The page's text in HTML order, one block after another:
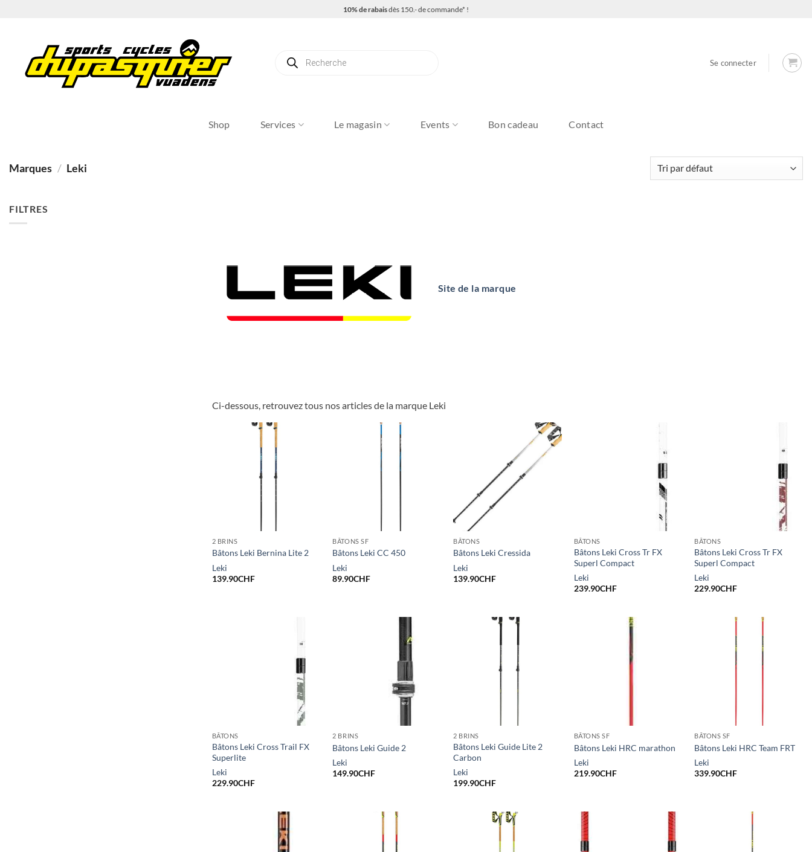
10% de rabaisdès 150.- de commande* !
produits
Se connecter
Shop Services Le magasin Events Bon cadeau Contact
Marques / Leki
FILTRES
Site de la marque
Ci-dessous, retrouvez tous nos articles de la marque Leki
2 BRINS
Bâtons Leki Bernina Lite 2
Leki
139.90CHF
BÂTONS SF
Bâtons Leki CC 450
Leki
89.90CHF
BÂTONS
Bâtons Leki Cressida
Leki
139.90CHF
BÂTONS
Bâtons Leki Cross Tr FX
Superl Compact
Leki
239.90CHF
BÂTONS
Bâtons Leki Cross Tr FX
Superl Compact
Leki
229.90CHF
BÂTONS
Bâtons Leki Cross Trail FX
Superlite
Leki
229.90CHF
2 BRINS
Bâtons Leki Guide 2
Leki
149.90CHF
2 BRINS
Bâtons Leki Guide Lite 2
Carbon
Leki
199.90CHF
BÂTONS SF
Bâtons Leki HRC marathon
Leki
219.90CHF
BÂTONS SF
Bâtons Leki HRC Team FRT
Leki
339.90CHF